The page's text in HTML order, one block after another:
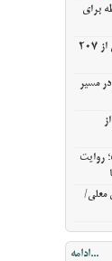
برای
خریدگندم از کشاورزان آذربایجان شرقی از 207
مسیر
از
روایت
معلی/
...ادامه